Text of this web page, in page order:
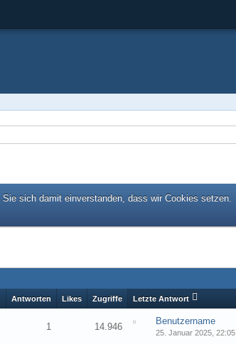
sich damit einverstanden, dass wir Cookies setzen.
Antworten Likes Zugriffe Letzte Antwort
1 14.946
Benutzername
25. Januar 2025, 22:05